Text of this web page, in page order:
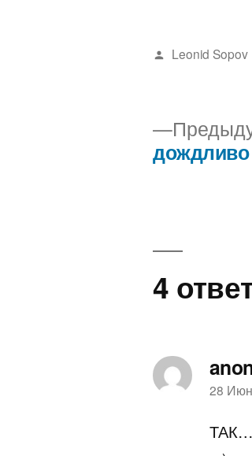
Написано
Leonid Sopov
Навигация
записям
дождливо
4
28
ТАК…